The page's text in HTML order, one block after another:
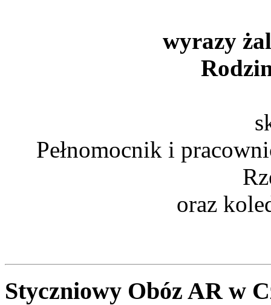
wyrazy
Pełnomocnik i
oraz
Styczniowy Obóz AR w